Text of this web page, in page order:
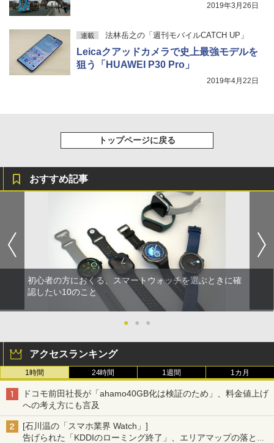
2019年3月26日
連載 法林岳之の「週刊モバイルCATCH UP」
Leicaクアッドカメラで史上最強モデルを
狙う「HUAWEI P30 Pro」
2019年4月22日
トップページに戻る
おすすめ記事
初心者の方におくる、スマートウォッチを選ぶときに確
認したい10のこと
● ● ●
アクセスランキング
1時間 24時間 1週間 1カ月
ドコモ前田社長が「ahamo40GB化は検証のため」、料金値上げ
への考え方にも言及
[石川温の「スマホ業界 Watch」]
告げられた「KDDIのローミング終了」、エリアマップの落とし